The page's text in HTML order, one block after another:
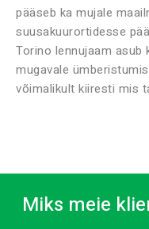
pääseb ka mujale
suusakuurortidesse
Torino lennujaam asub
mugavale
võimalikult kiiresti mis
Miks meie